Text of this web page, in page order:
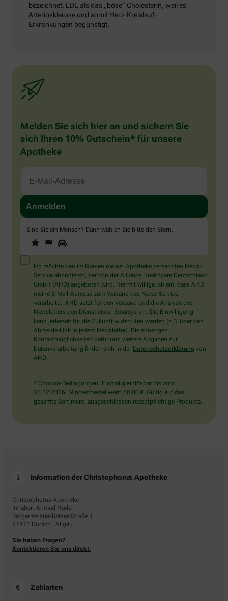
bezeichnet, LDL als das „böse“ Cholesterin, weil es
Arteriosklerose und somit Herz-Kreislauf-
Erkrankungen begünstigt.
Melden Sie sich hier an und sichern Sie
sich Ihren 10% Gutschein* für unsere
Apotheke
Sind Sie ein Mensch? Dann wählen Sie bitte den Stern.
Sind
Sie
ein
Mensch?
Dann
wählen
Sie
bitte
den
Stern.
1 2
Ich möchte den im Namen meiner Apotheke versandten News-
Service abonnieren, der von der Alliance Healthcare Deutschland
GmbH (AHD) angeboten wird. Hiermit willige ich ein, dass AHD
meine E-Mail-Adresse zum Versand des News-Service
verarbeitet. AHD setzt für den Versand und die Analyse des
Newsletters den Dienstleister Emarsys ein. Die Einwilligung
kann jederzeit für die Zukunft widerrufen werden (z.B. über den
Abmelde-Link in jedem Newsletter). Die sonstigen
Kontaktmöglichkeiten dafür und weitere Angaben zur
Datenverarbeitung finden sich in der Datenschutzerklärung von
AHD.
* Coupon-Bedingungen: Einmalig einlösbar bis zum
31.12.2026. Mindestbestellwert: 50,00 €. Gültig auf das
gesamte Sortiment, ausgeschlossen rezeptpflichtige Produkte.
Information der Christophorus Apotheke
Christophorus Apotheke
Inhaber: Ahmad Nader
Bürgermeister-Batzer-Straße 1
87471 Durach , Allgäu
Sie haben Fragen?
Kontaktieren Sie uns direkt.
Zahlarten